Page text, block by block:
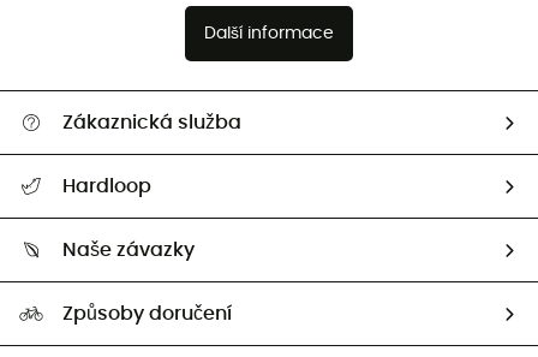
Další informace
Zákaznická služba
Vrácení zboží a peněz
Hardloop
Naši Ambasadoři
Naše závazky
Způsoby doručení